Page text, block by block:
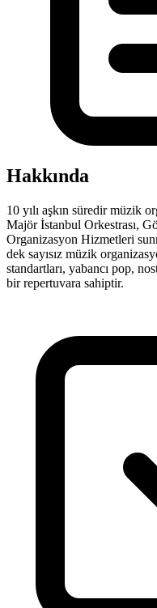
Hakkında
10 yılı aşkın süredir müzik
Majör İstanbul Orkestrası,
Organizasyon Hizmetleri
dek sayısız müzik
standartları, yabancı pop,
bir repertuvara sahiptir.